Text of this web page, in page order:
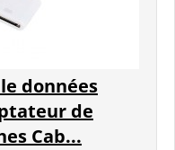
données
de
Cab...